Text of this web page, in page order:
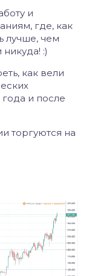
и
где, как
лучше, чем
:)
как вели
и после
торгуются на